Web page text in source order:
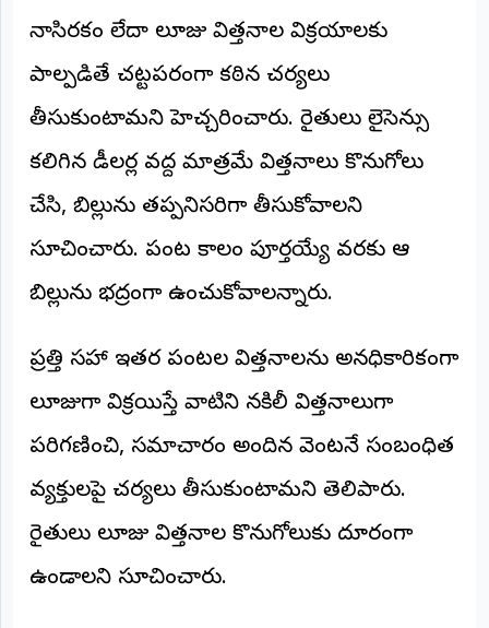
©
2026
NTODAY
NEWS
ప్రతి
పక్షం
నాసిరకం లేదా లూజు విత్తనాల విక్రయాలకు
పాల్పడితే చట్టపరంగా కఠిన చర్యలు
తీసుకుంటామని హెచ్చరించారు. రైతులు లైసెన్సు
కలిగిన డీలర్ల వద్ద మాత్రమే విత్తనాలు కొనుగోలు
చేసి, బిల్లును తప్పనిసరిగా తీసుకోవాలని
సూచించారు. పంట కాలం పూర్తయ్యే వరకు ఆ
బిల్లును భద్రంగా ఉంచుకోవాలన్నారు.
ప్రత్తి సహా ఇతర పంటల విత్తనాలను అనధికారికంగా
లూజుగా విక్రయిస్తే వాటిని నకిలీ విత్తనాలుగా
పరిగణించి, సమాచారం అందిన వెంటనే సంబంధిత
వ్యక్తులపై చర్యలు తీసుకుంటామని తెలిపారు.
రైతులు లూజు విత్తనాల కొనుగోలుకు దూరంగా
ఉండాలని సూచించారు.